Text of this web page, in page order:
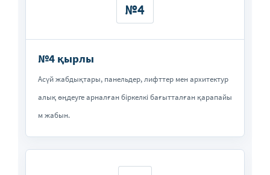
№4
№4 қырлы
Асүй жабдықтары, панельдер, лифттер мен архитектур
алық өңдеуге арналған біркелкі бағытталған қарапайы
м жабын.